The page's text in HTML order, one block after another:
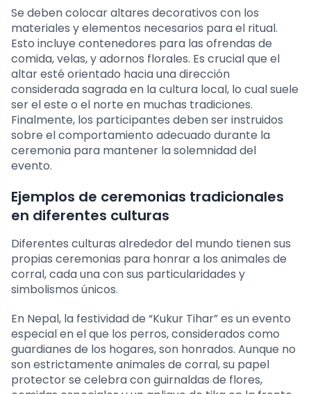
Se deben colocar altares decorativos con los
materiales y elementos necesarios para el ritual.
Esto incluye contenedores para las ofrendas de
comida, velas, y adornos florales. Es crucial que el
altar esté orientado hacia una dirección
considerada sagrada en la cultura local, lo cual suele
ser el este o el norte en muchas tradiciones.
Finalmente, los participantes deben ser instruidos
sobre el comportamiento adecuado durante la
ceremonia para mantener la solemnidad del
evento.
Ejemplos de ceremonias tradicionales
en diferentes culturas
Diferentes culturas alrededor del mundo tienen sus
propias ceremonias para honrar a los animales de
corral, cada una con sus particularidades y
simbolismos únicos.
En Nepal, la festividad de “Kukur Tihar” es un evento
especial en el que los perros, considerados como
guardianes de los hogares, son honrados. Aunque no
son estrictamente animales de corral, su papel
protector se celebra con guirnaldas de flores,